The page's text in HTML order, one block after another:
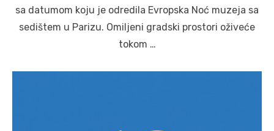
sa datumom koju je odredila Evropska Noć muzeja sa
sedištem u Parizu. Omiljeni gradski prostori oživeće
tokom …